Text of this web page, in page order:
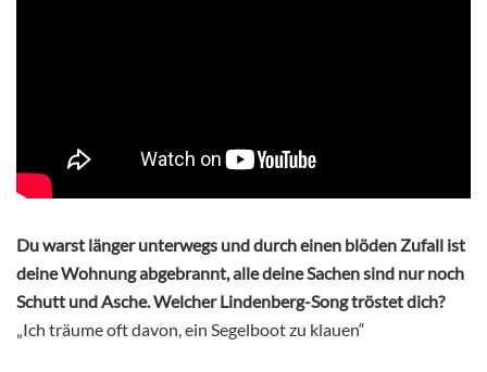
Du warst länger unterwegs und durch einen blöden Zufall ist
deine Wohnung abgebrannt, alle deine Sachen sind nur noch
Schutt und Asche. Welcher Lindenberg-Song tröstet dich?
„Ich träume oft davon, ein Segelboot zu klauen“